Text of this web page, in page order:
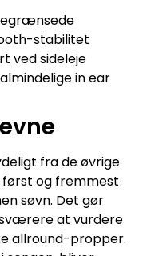
stabilitet
ved sideleje
in ear
fra de øvrige
først og fremmest
søvn. Det gør
at vurdere
allround-propper.